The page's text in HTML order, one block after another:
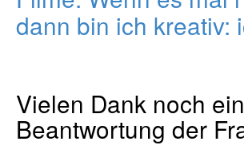
dann bin ich kreativ:
Vielen Dank noch
Beantwortung der